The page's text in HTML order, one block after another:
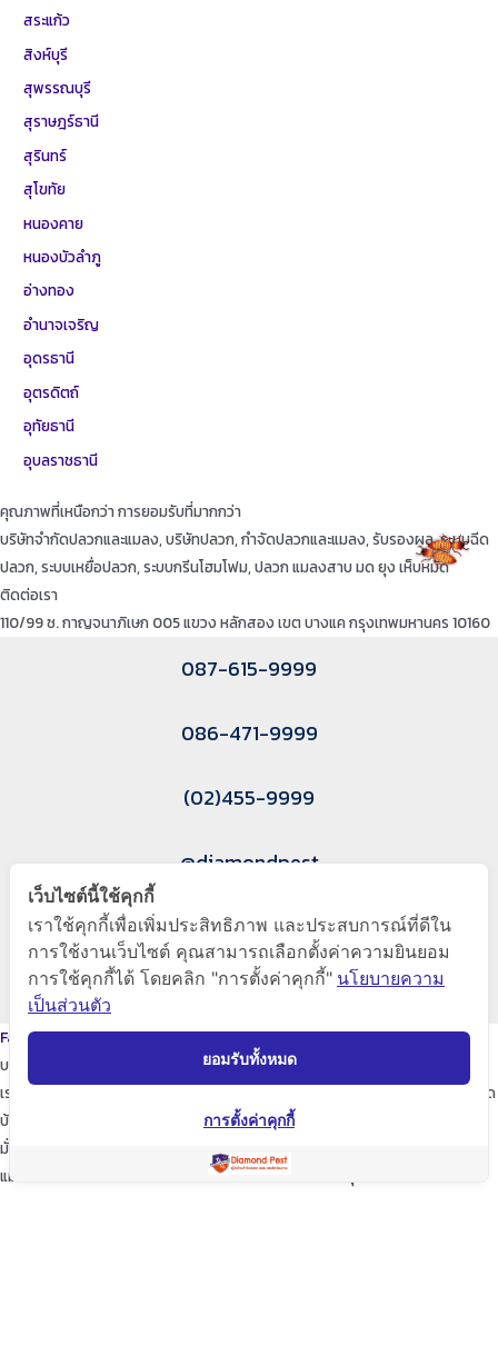
สระแก้ว
สิงห์บุรี
สุพรรณบุรี
สุราษฎร์ธานี
สุรินทร์
สุโขทัย
หนองคาย
หนองบัวลำภู
อ่างทอง
อำนาจเจริญ
อุดรธานี
อุตรดิตถ์
อุทัยธานี
อุบลราชธานี
คุณภาพที่เหนือกว่า การยอมรับที่มากกว่า
บริษัทจำกัดปลวกและแมลง, บริษัทปลวก, กำจัดปลวกและแมลง, รับรองผล, ระบบฉีด
ปลวก, ระบบเหยื่อปลวก, ระบบกรีนโฮมโฟม, ปลวก แมลงสาบ มด ยุง เห็บหมัด
ติดต่อเรา
110/99 ซ. กาญจนาภิเษก 005 แขวง หลักสอง เขต บางแค กรุงเทพมหานคร 10160
087-615-9999
086-471-9999
(02)455-9999
@diamondpest
Diamond Pest Control
www.diamondpest.com
FacebookLineEnvelope
บริการของเรา
เราจะพัฒนาการบริการให้กับลูกค้าดียิ่งขึ้นในทุกๆด้าน ให้เราดูแลใส่ใจทุกรายละเอียด
บ้านของท่านก็เปรียบเสมือนบ้านของเรา
มั่นใจในเรามั่นใจใน “ไดมอนด์แพลนเนท” บริการเป็นเลิศ ผู้นำด้านการกำจัดปลวก
แมลง และสัตว์รบกวนต่างๆ ปลอดภัยต่อบ้านและครอบครัวคุณอย่างแน่นอน
เว็บไซต์นี้ใช้คุกกี้
เราใช้คุกกี้เพื่อเพิ่มประสิทธิภาพ และประสบการณ์ที่ดีใน
การใช้งานเว็บไซต์ คุณสามารถเลือกตั้งค่าความยินยอม
การใช้คุกกี้ได้ โดยคลิก "การตั้งค่าคุกกี้" นโยบายความ
เป็นส่วนตัว
ยอมรับทั้งหมด
การตั้งค่าคุกกี้